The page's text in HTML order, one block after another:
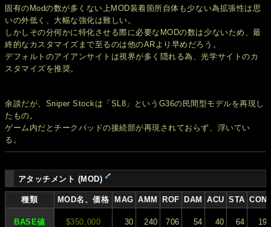
固有のModの数が多くない上MOD装着箇所自体も少ない為拡張性は思
いの外低く、大幅な強化は難しい。
しかしその分何かに特化させる際に必要なMODの数は少ないため、最
終的なカスタマイズまで至るのは他のARより早めだろう。
デフォルトのアイアンサイトは視界が多く隠れる為、光学サイトのカ
スタマイズを推奨。
余談だが、Sniper Stockは「SL8」というG36の民間型モデルを再現し
たもの。
ゲーム内だとチークパッドの接続部が再現されておらず、浮いてい
る。
アタッチメント (MOD)
種類 MOD名、価格 MAG AMM ROF DAM ACU STA CON
BASE値 $350,000 30 240 706 54 40 64 19